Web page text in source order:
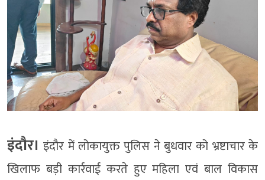
इंदौर। इंदौर में लोकायुक्त पुलिस ने बुधवार को भ्रष्टाचार के
खिलाफ बड़ी कार्रवाई करते हुए महिला एवं बाल विकास